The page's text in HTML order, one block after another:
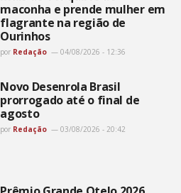
maconha e prende mulher em
flagrante na região de
Ourinhos
por Redação 04/08/2026 - 12:36
Novo Desenrola Brasil
prorrogado até o final de
agosto
por Redação 03/08/2026 - 20:42